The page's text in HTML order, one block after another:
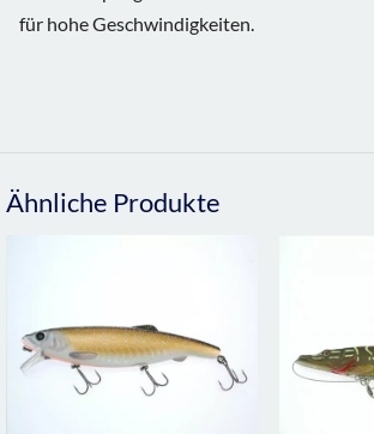
für hohe Geschwindigkeiten.
Ähnliche Produkte